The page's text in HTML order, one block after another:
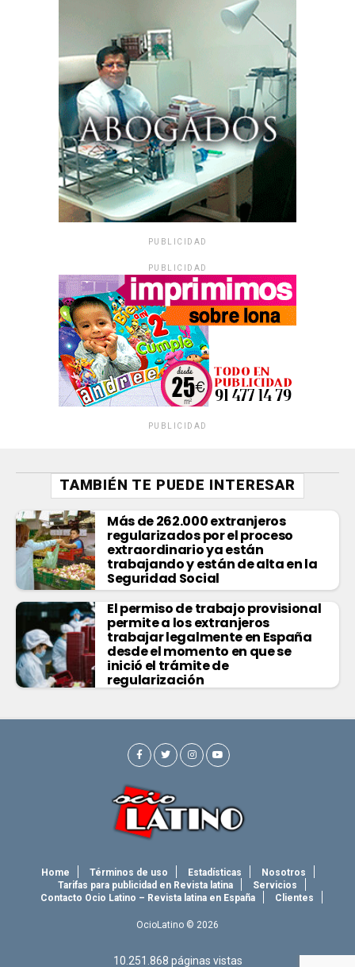
PUBLICIDAD
PUBLICIDAD
PUBLICIDAD
TAMBIÉN TE PUEDE INTERESAR
Más de 262.000 extranjeros
regularizados por el proceso
extraordinario ya están
trabajando y están de alta en la
Seguridad Social
El permiso de trabajo provisional
permite a los extranjeros
trabajar legalmente en España
desde el momento en que se
inició el trámite de
regularización
Home Términos de uso Estadísticas
Nosotros
Tarifas para publicidad en Revista latina
Servicios
Contacto Ocio Latino – Revista latina en España
Clientes
OcioLatino © 2026
10.251.868 páginas vistas